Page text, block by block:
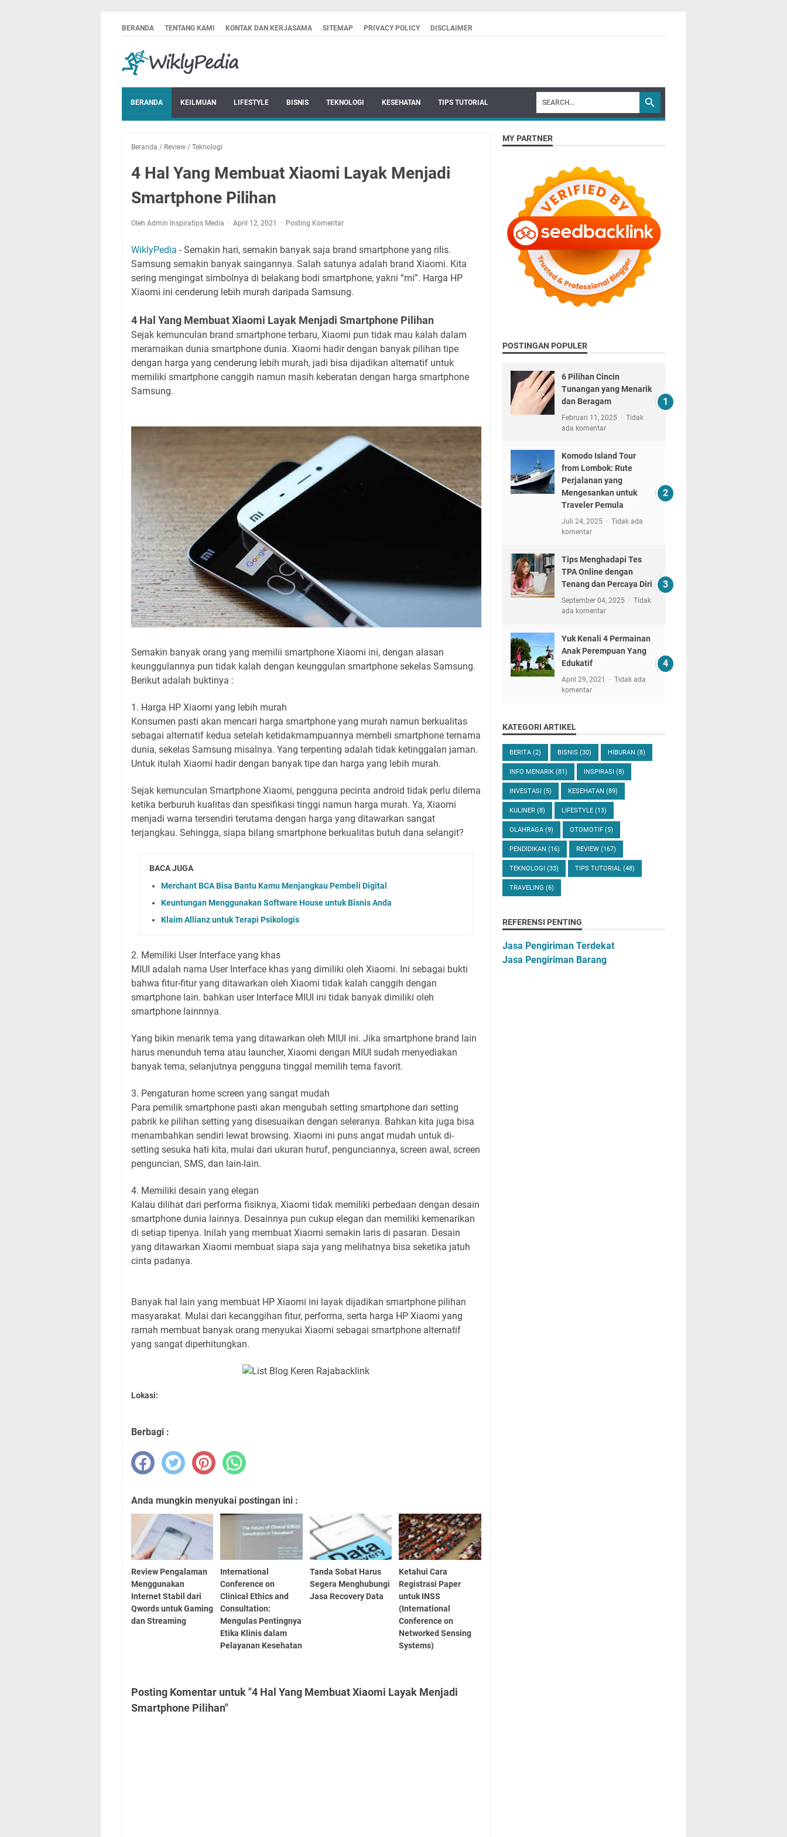
BERANDA TENTANG KAMI KONTAK DAN KERJASAMA SITEMAP PRIVACY POLICY DISCLAIMER
BERANDA KEILMUAN LIFESTYLE BISNIS TEKNOLOGI KESEHATAN TIPS TUTORIAL
Beranda / Review / Teknologi
4 Hal Yang Membuat Xiaomi Layak Menjadi
Smartphone Pilihan
Oleh Admin Inspiratips Media April 12, 2021 Posting Komentar
WiklyPedia - Semakin hari, semakin banyak saja brand smartphone yang rilis.
Samsung semakin banyak saingannya. Salah satunya adalah brand Xiaomi. Kita
sering mengingat simbolnya di belakang bodi smartphone, yakni “mi”. Harga HP
Xiaomi ini cenderung lebih murah daripada Samsung.
4 Hal Yang Membuat Xiaomi Layak Menjadi Smartphone Pilihan
Sejak kemunculan brand smartphone terbaru, Xiaomi pun tidak mau kalah dalam
meramaikan dunia smartphone dunia. Xiaomi hadir dengan banyak pilihan tipe
dengan harga yang cenderung lebih murah, jadi bisa dijadikan alternatif untuk
memiliki smartphone canggih namun masih keberatan dengan harga smartphone
Samsung.
Semakin banyak orang yang memilii smartphone Xiaomi ini, dengan alasan
keunggulannya pun tidak kalah dengan keunggulan smartphone sekelas Samsung.
Berikut adalah buktinya :
1. Harga HP Xiaomi yang lebih murah
Konsumen pasti akan mencari harga smartphone yang murah namun berkualitas
sebagai alternatif kedua setelah ketidakmampuannya membeli smartphone ternama
dunia, sekelas Samsung misalnya. Yang terpenting adalah tidak ketinggalan jaman.
Untuk itulah Xiaomi hadir dengan banyak tipe dan harga yang lebih murah.
Sejak kemunculan Smartphone Xiaomi, pengguna pecinta android tidak perlu dilema
ketika berburuh kualitas dan spesifikasi tinggi namun harga murah. Ya, Xiaomi
menjadi warna tersendiri terutama dengan harga yang ditawarkan sangat
terjangkau. Sehingga, siapa bilang smartphone berkualitas butuh dana selangit?
BACA JUGA
Merchant BCA Bisa Bantu Kamu Menjangkau Pembeli Digital
Keuntungan Menggunakan Software House untuk Bisnis Anda
Klaim Allianz untuk Terapi Psikologis
2. Memiliki User Interface yang khas
MIUI adalah nama User Interface khas yang dimiliki oleh Xiaomi. Ini sebagai bukti
bahwa fitur-fitur yang ditawarkan oleh Xiaomi tidak kalah canggih dengan
smartphone lain. bahkan user Interface MIUI ini tidak banyak dimiliki oleh
smartphone lainnnya.
Yang bikin menarik tema yang ditawarkan oleh MIUI ini. Jika smartphone brand lain
harus menunduh tema atau launcher, Xiaomi dengan MIUI sudah menyediakan
banyak tema, selanjutnya pengguna tinggal memilih tema favorit.
3. Pengaturan home screen yang sangat mudah
Para pemilik smartphone pasti akan mengubah setting smartphone dari setting
pabrik ke pilihan setting yang disesuaikan dengan seleranya. Bahkan kita juga bisa
menambahkan sendiri lewat browsing. Xiaomi ini puns angat mudah untuk di-
setting sesuka hati kita, mulai dari ukuran huruf, pengunciannya, screen awal, screen
penguncian, SMS, dan lain-lain.
4. Memiliki desain yang elegan
Kalau dilihat dari performa fisiknya, Xiaomi tidak memiliki perbedaan dengan desain
smartphone dunia lainnya. Desainnya pun cukup elegan dan memiliki kemenarikan
di setiap tipenya. Inilah yang membuat Xiaomi semakin laris di pasaran. Desain
yang ditawarkan Xiaomi membuat siapa saja yang melihatnya bisa seketika jatuh
cinta padanya.
Banyak hal lain yang membuat HP Xiaomi ini layak dijadikan smartphone pilihan
masyarakat. Mulai dari kecanggihan fitur, performa, serta harga HP Xiaomi yang
ramah membuat banyak orang menyukai Xiaomi sebagai smartphone alternatif
yang sangat diperhitungkan.
Lokasi:
Berbagi :
Anda mungkin menyukai postingan ini :
Review Pengalaman
Menggunakan
Internet Stabil dari
Qwords untuk Gaming
dan Streaming
International
Conference on
Clinical Ethics and
Consultation:
Mengulas Pentingnya
Etika Klinis dalam
Pelayanan Kesehatan
Tanda Sobat Harus
Segera Menghubungi
Jasa Recovery Data
Ketahui Cara
Registrasi Paper
untuk INSS
(International
Conference on
Networked Sensing
Systems)
Posting Komentar untuk "4 Hal Yang Membuat Xiaomi Layak Menjadi
Smartphone Pilihan"
MY PARTNER
POSTINGAN POPULER
6 Pilihan Cincin
Tunangan yang Menarik
dan Beragam
Februari 11, 2025
Tidak
ada komentar
Komodo Island Tour
from Lombok: Rute
Perjalanan yang
Mengesankan untuk
Traveler Pemula
Juli 24, 2025
Tidak ada
komentar
Tips Menghadapi Tes
TPA Online dengan
Tenang dan Percaya Diri
September 04, 2025
Tidak
ada komentar
Yuk Kenali 4 Permainan
Anak Perempuan Yang
Edukatif
April 29, 2021
Tidak ada
komentar
KATEGORI ARTIKEL
BERITA (2) BISNIS (30) HIBURAN (8)
INFO MENARIK (81) INSPIRASI (8)
INVESTASI (5) KESEHATAN (89)
KULINER (8) LIFESTYLE (13)
OLAHRAGA (9) OTOMOTIF (5)
PENDIDIKAN (16) REVIEW (167)
TEKNOLOGI (33) TIPS TUTORIAL (48)
TRAVELING (6)
REFERENSI PENTING
Jasa Pengiriman Terdekat
Jasa Pengiriman Barang